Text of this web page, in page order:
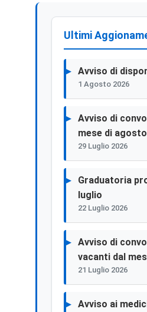
Ultimi
Avviso di
1 Agosto 2026
Avviso di
mese di
29 Luglio 2026
Graduatoria
luglio
22 Luglio 2026
Avviso di
vacanti dal
21 Luglio 2026
Avviso ai